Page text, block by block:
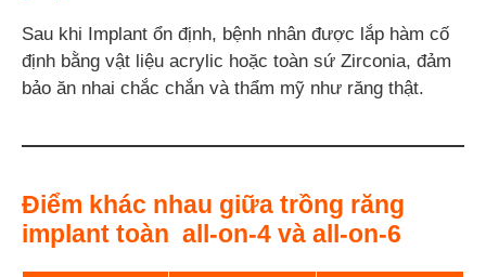
Sau khi Implant ổn định, bệnh nhân được lắp hàm cố
định bằng vật liệu acrylic hoặc toàn sứ Zirconia, đảm
bảo ăn nhai chắc chắn và thẩm mỹ như răng thật.
Điểm khác nhau giữa trồng răng
implant toàn all-on-4 và all-on-6